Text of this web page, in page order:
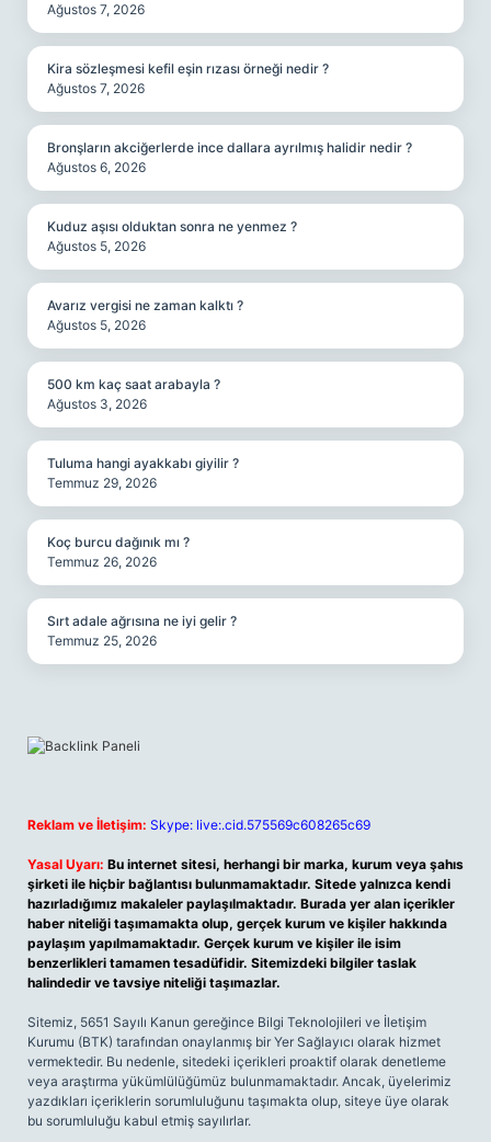
Ağustos 7, 2026
Kira sözleşmesi kefil eşin rızası örneği nedir ?
Ağustos 7, 2026
Bronşların akciğerlerde ince dallara ayrılmış halidir nedir ?
Ağustos 6, 2026
Kuduz aşısı olduktan sonra ne yenmez ?
Ağustos 5, 2026
Avarız vergisi ne zaman kalktı ?
Ağustos 5, 2026
500 km kaç saat arabayla ?
Ağustos 3, 2026
Tuluma hangi ayakkabı giyilir ?
Temmuz 29, 2026
Koç burcu dağınık mı ?
Temmuz 26, 2026
Sırt adale ağrısına ne iyi gelir ?
Temmuz 25, 2026
Reklam ve İletişim: Skype: live:.cid.575569c608265c69
Yasal Uyarı: Bu internet sitesi, herhangi bir marka, kurum veya şahıs
şirketi ile hiçbir bağlantısı bulunmamaktadır. Sitede yalnızca kendi
hazırladığımız makaleler paylaşılmaktadır. Burada yer alan içerikler
haber niteliği taşımamakta olup, gerçek kurum ve kişiler hakkında
paylaşım yapılmamaktadır. Gerçek kurum ve kişiler ile isim
benzerlikleri tamamen tesadüfidir. Sitemizdeki bilgiler taslak
halindedir ve tavsiye niteliği taşımazlar.
Sitemiz, 5651 Sayılı Kanun gereğince Bilgi Teknolojileri ve İletişim
Kurumu (BTK) tarafından onaylanmış bir Yer Sağlayıcı olarak hizmet
vermektedir. Bu nedenle, sitedeki içerikleri proaktif olarak denetleme
veya araştırma yükümlülüğümüz bulunmamaktadır. Ancak, üyelerimiz
yazdıkları içeriklerin sorumluluğunu taşımakta olup, siteye üye olarak
bu sorumluluğu kabul etmiş sayılırlar.